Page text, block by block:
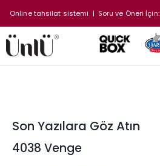
Online tahsilat sistemi | Soru ve Öneri İçin:
Son Yazılara Göz Atın
4038 Venge